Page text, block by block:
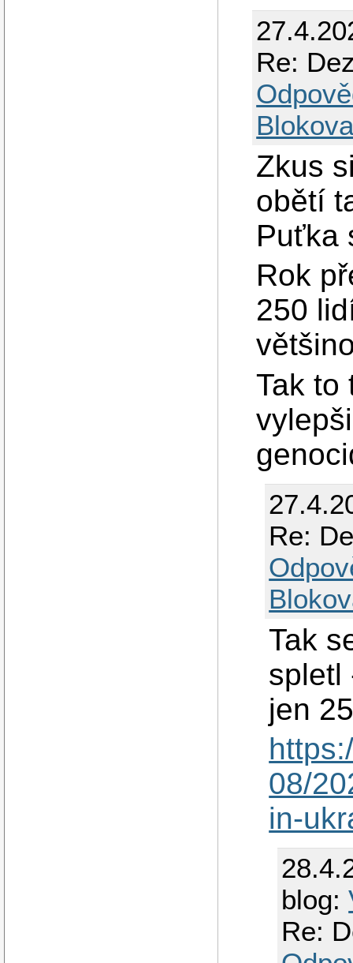
Re:
Zkus
obětí
Puťka
Rok
250
Tak to
Re:
Tak
spletl
jen
08/
in-
blog:
Re: